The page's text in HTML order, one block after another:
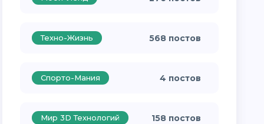
Техно-Жизнь 568 постов
Спорто-Мания 4 постов
Мир 3D Технологий 158 постов